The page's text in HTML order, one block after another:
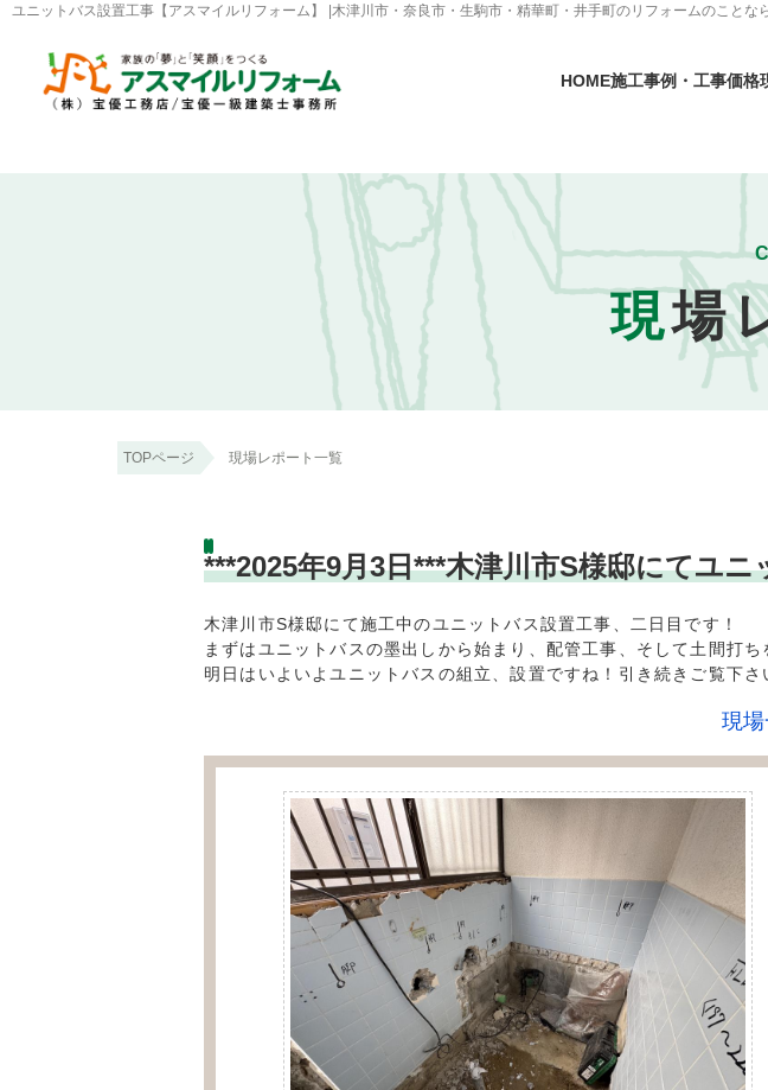
ユニットバス設置工事【アスマイルリフォーム】 |木津川市・奈良市・生駒市・精華町・井手町のリフォームのことな
HOME施工事例・工事価格
現場
TOPページ 現場レポート一覧
***2025年9月3日***木津川市S様邸にてユ
木津川市S様邸にて施工中のユニットバス設置工事、二日目です！
まずはユニットバスの墨出しから始まり、配管工事、そして土間打ち
明日はいよいよユニットバスの組立、設置ですね！引き続きご覧下さ
現